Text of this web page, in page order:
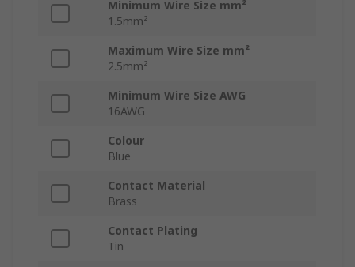
Minimum Wire Size mm²
1.5mm²
Maximum Wire Size mm²
2.5mm²
Minimum Wire Size AWG
16AWG
Colour
Blue
Contact Material
Brass
Contact Plating
Tin